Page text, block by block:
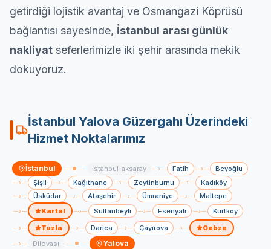
getirdiği lojistik avantaj ve Osmangazi Köprüsü
bağlantısı sayesinde, İstanbul arası günlük
nakliyat seferlerimizle iki şehir arasında mekik
dokuyoruz.
İstanbul Yalova Güzergahı Üzerindeki
Hizmet Noktalarımız
İstanbul Istanbul-aksaray › Fatih › Beyoğlu
› Şişli › Kağıthane › Zeytinburnu › Kadıköy
› Üsküdar › Ataşehir › Ümraniye › Maltepe
› Kartal › Sultanbeyli › Esenyali › Kurtkoy
› Tuzla › Darica › Çayırova › Gebze
› Dilovası Yalova